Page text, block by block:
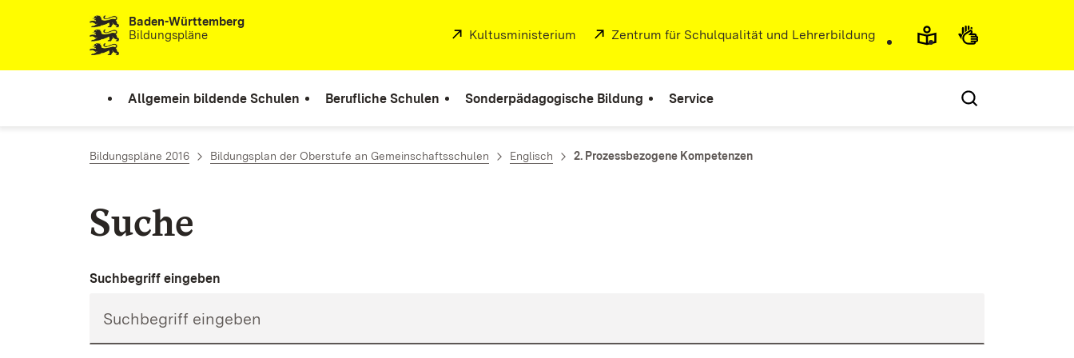
Zum Inhalt springenBaden-Württemberg
Bildungspläne
Extern:
Kultusministerium (Öffnet in neuem Fenster)
Extern:
Zentrum für Schulqualität und Lehrerbildung
Allgemein bildende Schulen Berufliche Schulen Sonderpädagogische Bildung Service
Bildungspläne 2016 Bildungsplan der Oberstufe an Gemeinschaftsschulen Englisch 2. Prozessbezogene Kompetenzen
Suche
Suchbegriff eingeben